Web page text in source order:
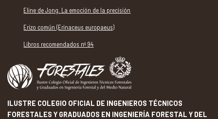
Eline de Jong. La emoción de la precisión
Erizo común (Erinaceus europaeus)
Libros recomendados nº 94
ILUSTRE COLEGIO OFICIAL DE INGENIEROS TÉCNICOS
FORESTALES Y GRADUADOS EN INGENIERÍA FORESTAL Y DEL